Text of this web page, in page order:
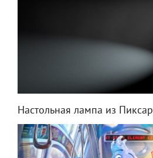
Настольная лампа из Пиксар